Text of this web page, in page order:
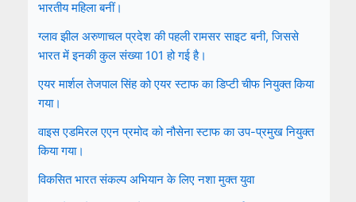
भारतीय महिला बनीं।
ग्लाव झील अरुणाचल प्रदेश की पहली रामसर साइट बनी, जिससे
भारत में इनकी कुल संख्या 101 हो गई है।
एयर मार्शल तेजपाल सिंह को एयर स्टाफ का डिप्टी चीफ नियुक्त किया
गया।
वाइस एडमिरल एएन प्रमोद को नौसेना स्टाफ का उप-प्रमुख नियुक्त
किया गया।
विकसित भारत संकल्प अभियान के लिए नशा मुक्त युवा